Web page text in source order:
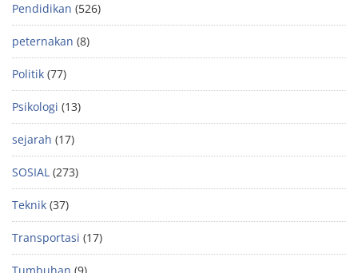
Pendidikan (526)
peternakan (8)
Politik (77)
Psikologi (13)
sejarah (17)
SOSIAL (273)
Teknik (37)
Transportasi (17)